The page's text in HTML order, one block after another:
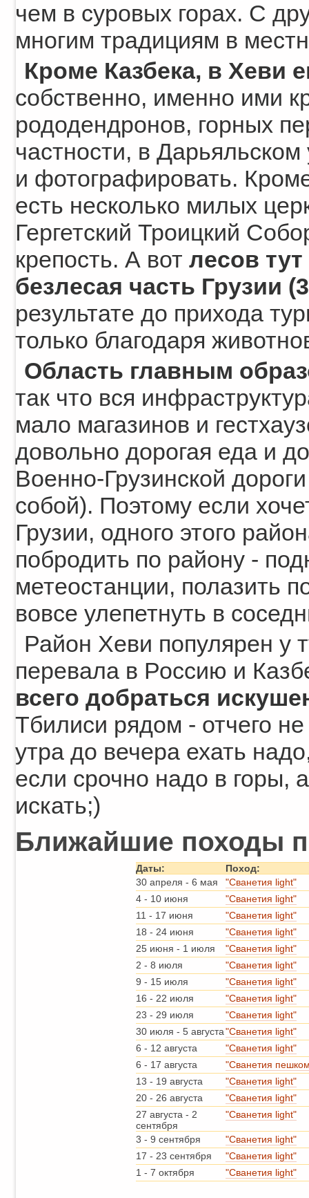
чем в суровых горах. С
многим традициям в
Кроме Казбека, в Хеви
собственно, именно ими
рододендронов, горных
частности, в
и фотографировать.
есть несколько милых
Гергетский Троицкий
крепость. А вот лесов
безлесая часть Грузии
результате до прихода
только благодаря
Область главным
так что вся
мало магазинов и
довольно дорогая еда и
Военно-Грузинской
собой). Поэтому если
Грузии, одного этого
побродить по району -
метеостанции, полазить
вовсе улепетнуть в
Район Хеви популярен у
перевала в Россию и
всего добраться
Тбилиси рядом - отчего
утра до вечера ехать
если срочно надо в горы,
искать;)
Ближайшие походы
Даты:
Поход:
30 апреля - 6 мая
"Сванетия light"
4 - 10 июня
"Сванетия light"
11 - 17 июня
"Сванетия light"
18 - 24 июня
"Сванетия light"
25 июня - 1 июля
"Сванетия light"
2 - 8 июля
"Сванетия light"
9 - 15 июля
"Сванетия light"
16 - 22 июля
"Сванетия light"
23 - 29 июля
"Сванетия light"
30 июля - 5 августа"Сванетия light"
6 - 12 августа
"Сванетия light"
6 - 17 августа
"Сванетия
13 - 19 августа
"Сванетия light"
20 - 26 августа
"Сванетия light"
27 августа - 2
сентября
"Сванетия light"
3 - 9 сентября
"Сванетия light"
17 - 23 сентября
"Сванетия light"
1 - 7 октября "Сванетия light"